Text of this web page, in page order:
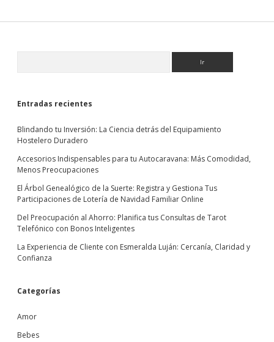
Entradas recientes
Blindando tu Inversión: La Ciencia detrás del Equipamiento
Hostelero Duradero
Accesorios Indispensables para tu Autocaravana: Más Comodidad,
Menos Preocupaciones
El Árbol Genealógico de la Suerte: Registra y Gestiona Tus
Participaciones de Lotería de Navidad Familiar Online
Del Preocupación al Ahorro: Planifica tus Consultas de Tarot
Telefónico con Bonos Inteligentes
La Experiencia de Cliente con Esmeralda Luján: Cercanía, Claridad y
Confianza
Categorías
Amor
Bebes